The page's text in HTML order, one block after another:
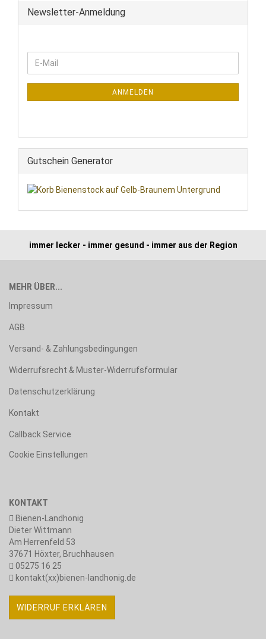
Newsletter-Anmeldung
WEITER
ZUR
NEWSLETTER-
E-
Mail
ANMELDEN
Gutschein Generator
immer lecker - immer gesund - immer aus der Region
MEHR ÜBER...
Impressum
AGB
Versand- & Zahlungsbedingungen
Widerrufsrecht & Muster-Widerrufsformular
Datenschutzerklärung
Kontakt
Callback Service
Cookie Einstellungen
KONTAKT
Bienen-Landhonig
Dieter Wittmann
Am Herrenfeld 53
37671 Höxter, Bruchhausen
05275 16 25
kontakt(xx)bienen-landhonig.de
WIDERRUF ERKLÄREN